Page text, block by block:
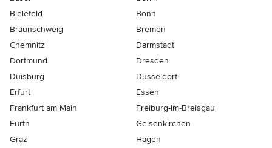
Bielefeld
Bonn
Braunschweig
Bremen
Chemnitz
Darmstadt
Dortmund
Dresden
Duisburg
Düsseldorf
Erfurt
Essen
Frankfurt am Main
Freiburg-im-Breisgau
Fürth
Gelsenkirchen
Graz
Hagen